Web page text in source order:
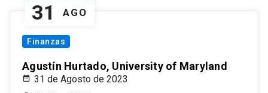
31 AGO
Finanzas
Agustín Hurtado, University of Maryland
31 de Agosto de 2023